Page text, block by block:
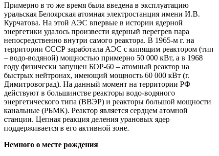
Примерно в то же время была введена в эксплуатацию
уральская Белоярская атомная электростанция имени И.В.
Курчатова. На этой АЭС впервые в истории ядерной
энергетики удалось произвести ядерный перегрев пара
непосредственно внутри самого реактора. В 1965-м г. на
территории СССР заработала АЭС с кипящим реактором (тип
– водо-водяной) мощностью примерно 50 000 кВт, а в 1968
году физически запущен БОР-60 – атомный реактор на
быстрых нейтронах, имеющий мощность 60 000 кВт (г.
Димитровоград). На данный момент на территории РФ
действуют в большинстве реакторы водо-водяного
энергетического типа (ВВЭР) и реакторы большой мощности
канальные (РБМК). Реактор является сердцем атомной
станции. Цепная реакция деления урановых ядер
поддерживается в его активной зоне.
Немного о месте рождения